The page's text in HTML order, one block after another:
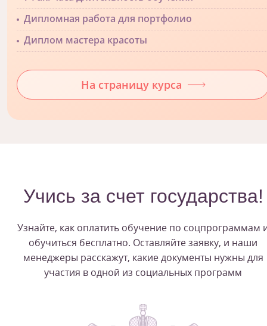
Дипломная работа для портфолио
Диплом мастера красоты
На страницу курса
Учись за счет государства!
Узнайте, как оплатить обучение по соцпрограммам
обучиться бесплатно. Оставляйте заявку, и наши
менеджеры расскажут, какие документы нужны для
участия в одной из социальных программ